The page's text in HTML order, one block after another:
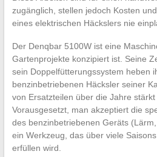
zugänglich, stellen jedoch Kosten
eines elektrischen Häckslers nie
Der Denqbar 5100W ist eine
Gartenprojekte konzipiert ist. Seine
sein Doppelfütterungssystem heben
benzinbetriebenen Häcksler seiner
von Ersatzteilen über die Jahre
Vorausgesetzt, man akzeptiert die
des benzinbetriebenen Geräts
ein Werkzeug, das über viele
erfüllen wird.